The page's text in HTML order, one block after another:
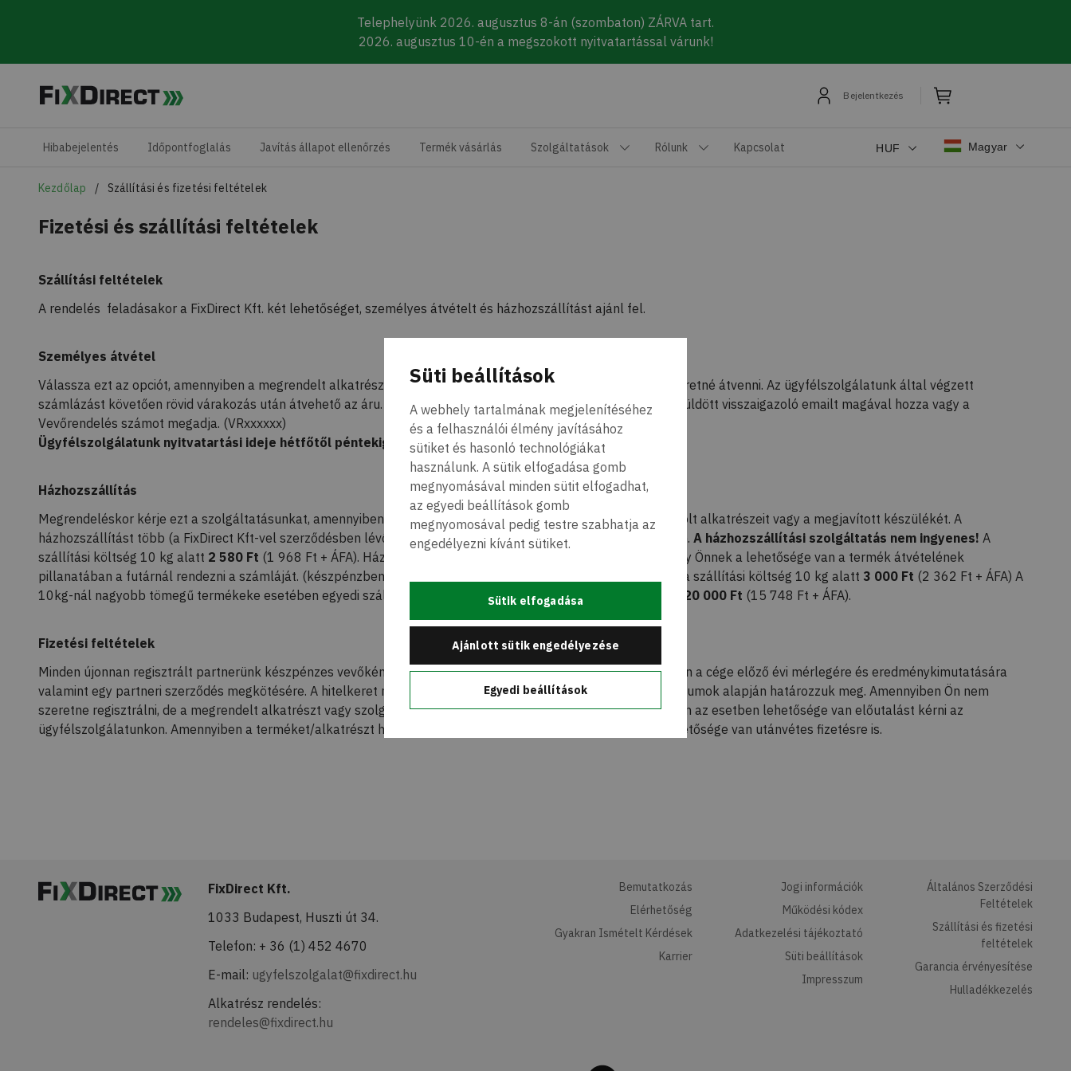
Süti beállítások
A webhely tartalmának megjelenítéséhez
és a felhasználói élmény javításához
sütiket és hasonló technológiákat
használunk. A sütik elfogadása gomb
megnyomásával minden sütit elfogadhat,
az egyedi beállítások gomb
megnyomosával pedig testre szabhatja az
engedélyezni kívánt sütiket.
Sütik elfogadása
Ajánlott sütik engedélyezése
Egyedi beállítások
Telephelyünk 2026. augusztus 8-án (szombaton) ZÁRVA tart.
2026. augusztus 10-én a megszokott nyitvatartással várunk!
Skip to main content Bejelentkezés
Hibabejelentés Időpontfoglalás Javítás állapot ellenőrzés Termék vásárlás Szolgáltatások Rólunk Kapcsolat HUF Magyar
Kezdőlap Szállítási és fizetési feltételek
Fizetési és szállítási feltételek
Szállítási feltételek
A rendelés feladásakor a FixDirect Kft. két lehetőséget, személyes átvételt és házhozszállítást ajánl fel.
Személyes átvétel
Válassza ezt az opciót, amennyiben a megrendelt alkatrészeket Ön a Huszti út 34. szám alatt személyesen szeretné átvenni. Az ügyfélszolgálatunk által végzett
számlázást követően rövid várakozás után átvehető az áru. Segítségünkre lehet azzal, ha a rendszerünk által küldött visszaigazoló emailt magával hozza vagy a
Vevőrendelés számot megadja. (VRxxxxxx)
Ügyfélszolgálatunk nyitvatartási ideje hétfőtől péntekig: 8:00 - 17:00.
Házhozszállítás
Megrendeléskor kérje ezt a szolgáltatásunkat, amennyiben házhozszállítással szeretné megkapni a megvásárolt alkatrészeit vagy a megjavított készülékét. A
házhozszállítást több (a FixDirect Kft-vel szerződésben lévő) gyorsszolgálat végzi az áru terjedelmétől függően. A házhozszállítási szolgáltatás nem ingyenes! A
szállítási költség 10 kg alatt 2 580 Ft (1 968 Ft + ÁFA). Házhozszállítás esetén
számlát is kérhet, így Önnek a lehetősége van a termék átvételének
pillanatában a futárnál rendezni a számláját. (készpénzben vagy bankkártyával)
esetében a szállítási költség 10 kg alatt 3 000 Ft (2 362 Ft + ÁFA) A
10kg-nál nagyobb tömegű termékeke esetében egyedi szállítási díjjal dolgozunk, amelynek minimális összege
20 000 Ft (15 748 Ft + ÁFA).
Fizetési feltételek
Minden újonnan regisztrált partnerünk készpénzes vevőként kerül rögzítésre. Átutalásos fizetéshez szükség van a cége előző évi mérlegére és eredménykimutatására
valamint egy partneri szerződés megkötésére. A hitelkeret nagyságát és a fizetési határidőt a leadott dokumentumok alapján határozzuk meg. Amennyiben Ön nem
szeretne regisztrálni, de a megrendelt alkatrészt vagy szolgáltatást nem készpénzben szeretné rendezni, abban az esetben lehetősége van előutalást kérni az
ügyfélszolgálatunkon. Amennyiben a terméket/alkatrészt házhozszállítással kéri abban az esetben Önnek lehetősége van utánvétes fizetésre is.
FixDirect Kft.
1033 Budapest, Huszti út 34.
Telefon: + 36 (1) 452 4670
E-mail: ugyfelszolgalat@fixdirect.hu
Alkatrész rendelés:
rendeles@fixdirect.hu
Bemutatkozás
Elérhetőség
Gyakran Ismételt Kérdések
Karrier
Jogi információk
Működési kódex
Adatkezelési tájékoztató
Süti beállítások
Impresszum
Általános Szerződési
Feltételek
Szállítási és fizetési
feltételek
Garancia érvényesítése
Hulladékkezelés